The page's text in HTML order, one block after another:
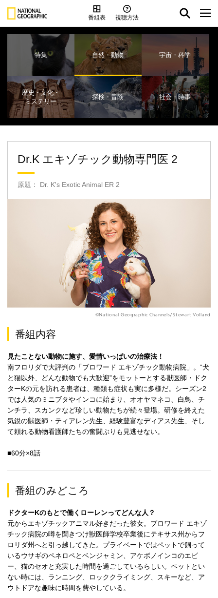
番組表 視聴方法
特集 自然・動物 宇宙・科学
歴史・文化・
ミステリー
探検・冒険 社会・時事
Dr.K エキゾチック動物専門医 2
原題： Dr. K's Exotic Animal ER 2
©National Geographic Channels/Stewart Volland
番組内容
見たことない動物に施す、愛情いっぱいの治療法！
南フロリダで大評判の「ブロワード エキゾチック動物病院」。“犬
と猫以外、どんな動物でも大歓迎”をモットーとする獣医師・ドク
ターKの元を訪れる患者は、種類も症状も実に多様だ。シーズン2
では人気のミニブタやインコに始まり、オオヤマネコ、白鳥、チ
ンチラ、スカンクなど珍しい動物たちが続々登場。研修を終えた
気鋭の獣医師・ティアレン先生、経験豊富なディアス先生、そし
て頼れる動物看護師たちの奮闘ぶりも見逃せない。
■60分×8話
番組のみどころ
ドクターKのもとで働くローレンってどんな人？
元からエキゾチックアニマル好きだった彼女。ブロワード エキゾ
チック病院の噂を聞きつけ獣医師学校卒業後にテキサス州からフ
ロリダ州へと引っ越してきた。プライベートではペットで飼って
いるウサギのペネロペとベンジャミン、アケボノインコのエビ
ー、猫のセオと充実した時間を過ごしているらしい。ペットとい
ない時には、ランニング、ロッククライミング、スキーなど、ア
ウトドアな趣味に時間を費やしている。